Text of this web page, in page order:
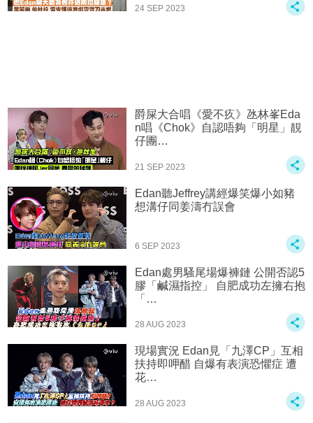
24 SEP 2023
爵屎大合唱《愛不疚》氹林峯Eda
n唱《Chok》自認唔夠「明星」靚
仔團…
21 SEP 2023
Edan聽Jeffrey講經爆笑爆小如豬
想溝仔‍️‍‍同姜濤冇誤會
6 SEP 2023
Edan處男騷尾場爆褲鏈 公開否認5
膠「鹹濕指控」 自肥成功左擁右抱
「…
28 AUG 2023
現場實況 Edan見「九澤CP」互相
扶持即呷醋 自爆有表演恐懼症 遭
花…
28 AUG 2023